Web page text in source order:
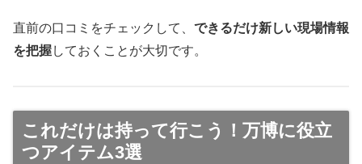
直前の口コミをチェックして、 できるだけ新しい現場情報
を把握しておくことが大切です。
これだけは持って行こう！万博に役立
つアイテム3選